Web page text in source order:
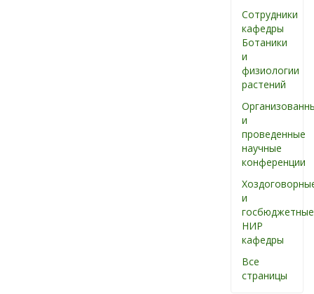
Сотрудники
кафедры
Ботаники
и
физиологии
растений
и
проведенные
научные
конференции
и
госбюджетные
НИР
кафедры
Все
страницы